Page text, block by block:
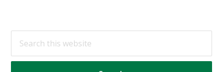
Footer
this
website